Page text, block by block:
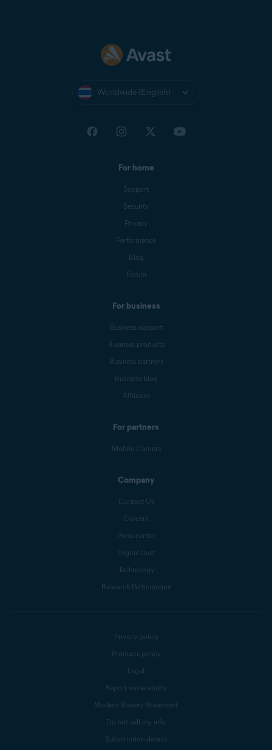
Worldwide (English)
For home
Support
Security
Privacy
Performance
Blog
Forum
For business
Business support
Business products
Business partners
Business blog
Affiliates
For partners
Mobile Carriers
Company
Contact Us
Careers
Press center
Digital trust
Technology
Research Participation
Privacy policy
Products policy
Legal
Report vulnerability
Modern Slavery Statement
Do not sell my info
Subscription details